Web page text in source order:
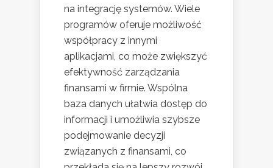
na integrację systemów. Wiele
programów oferuje możliwość
współpracy z innymi
aplikacjami, co może zwiększyć
efektywność zarządzania
finansami w firmie. Wspólna
baza danych ułatwia dostęp do
informacji i umożliwia szybsze
podejmowanie decyzji
związanych z finansami, co